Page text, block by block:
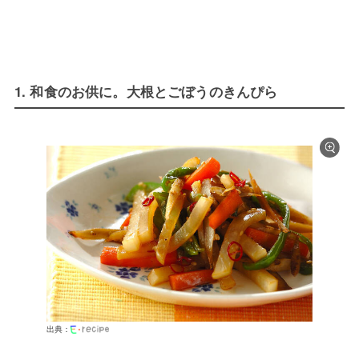
1. 和食のお供に。大根とごぼうのきんぴら
出典：